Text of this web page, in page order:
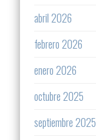
abril 2026
febrero 2026
enero 2026
octubre 2025
septiembre 2025